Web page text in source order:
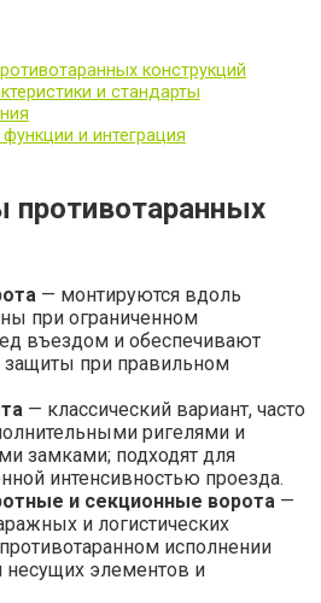
конструкций
и стандарты
и интеграция
противотаранных
— монтируются вдоль
при ограниченном
въездом и обеспечивают
при правильном
— классический вариант, часто
ригелями и
замками; подходят для
интенсивностью проезда.
и секционные ворота —
и логистических
исполнении
несущих элементов и